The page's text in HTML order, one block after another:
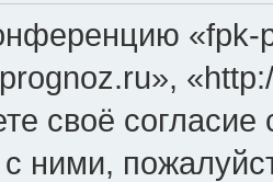
своё
ними,